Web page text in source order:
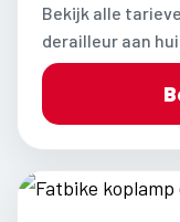
Bekijk alle
derailleur aan